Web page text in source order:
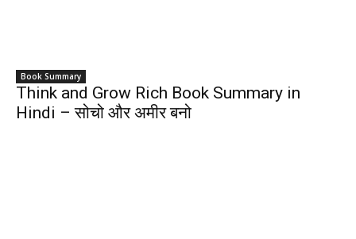
Book Summary
Think and Grow Rich Book Summary in
Hindi – सोचो और अमीर बनो